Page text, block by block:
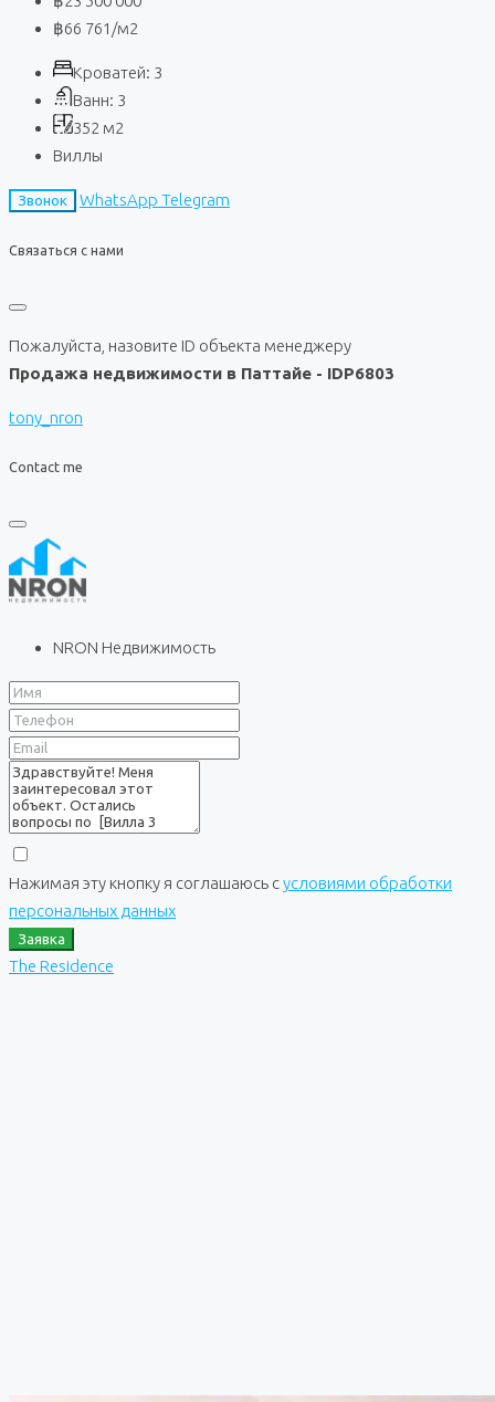
฿66 761 /м2
Кроватей: 3
Ванн: 3
352 м2
Виллы
Звонок WhatsApp Telegram
Связаться с нами
Пожалуйста, назовите ID объекта менеджеру
Продажа недвижимости в Паттайе - IDP6803
tony_nron
Contact me
NRON Недвижимость
Нажимая эту кнопку я соглашаюсь сусловиями обработки
персональных данных
Заявка
The Residence